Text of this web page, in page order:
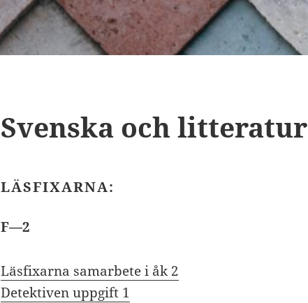
Svenska och litteratur
LÄSFIXARNA:
F—2
Läsfixarna samarbete i åk 2
Detektiven uppgift 1